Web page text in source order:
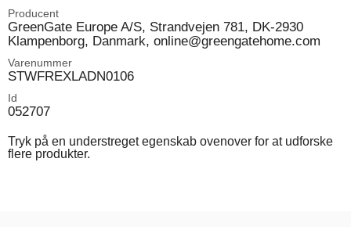
Producent
GreenGate Europe A/S, Strandvejen 781, DK-2930
Klampenborg, Danmark, online@greengatehome.com
Varenummer
STWFREXLADN0106
Id
052707
Tryk på en understreget egenskab ovenover for at udforske
flere produkter.